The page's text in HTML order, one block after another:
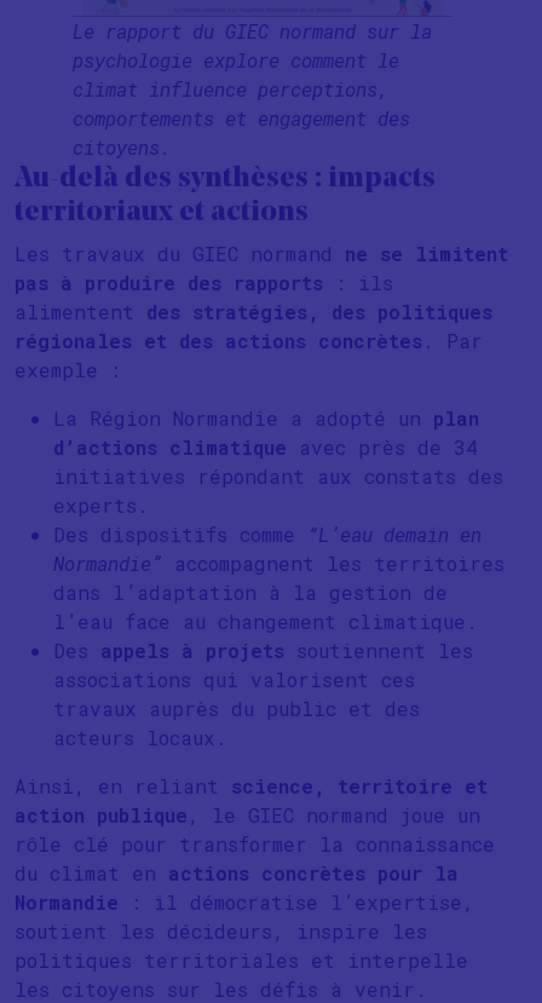
Le rapport du GIEC normand sur la
psychologie explore comment le
climat influence perceptions,
comportements et engagement des
citoyens.
Au-delà des synthèses : impacts
territoriaux et actions
Les travaux du GIEC normand ne se limitent
pas à produire des rapports : ils
alimentent des stratégies, des politiques
régionales et des actions concrètes . Par
exemple :
La Région Normandie a adopté un plan
d’actions climatique avec près de 34
initiatives répondant aux constats des
experts.
Des dispositifs comme
“L’eau demain en
Normandie” accompagnent les territoires
dans l’adaptation à la gestion de
l’eau face au changement climatique.
Des appels à projets soutiennent les
associations qui valorisent ces
travaux auprès du public et des
acteurs locaux.
Ainsi, en reliant science, territoire et
action publique , le GIEC normand joue un
rôle clé pour transformer la connaissance
du climat en actions concrètes pour la
Normandie : il démocratise l’expertise,
soutient les décideurs, inspire les
politiques territoriales et interpelle
les citoyens sur les défis à venir.